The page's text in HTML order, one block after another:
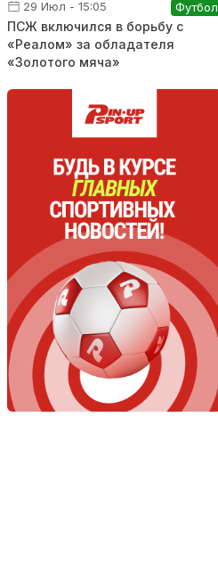
29 Июл - 15:05 Футбол
ПСЖ включился в борьбу с
«Реалом» за обладателя
«Золотого мяча»